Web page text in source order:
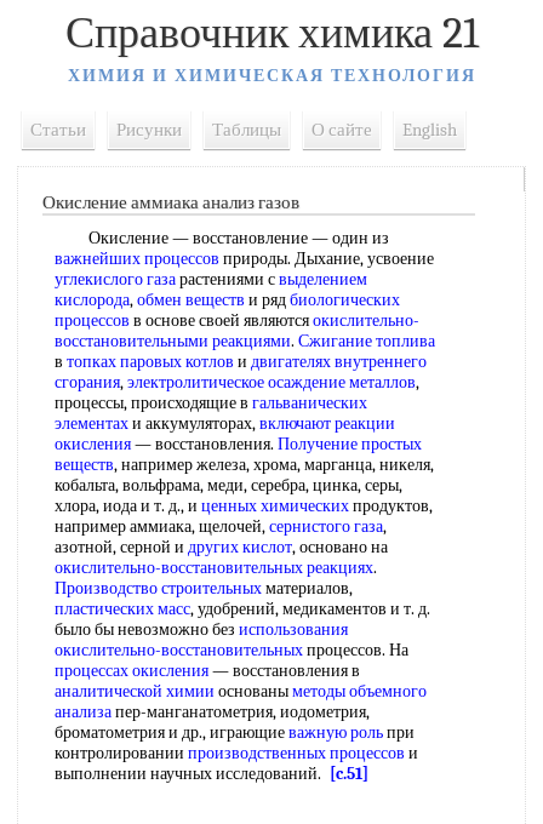
Справочник химика 21
ХИМИЯ И ХИМИЧЕСКАЯ ТЕХНОЛОГИЯ
Статьи Рисунки Таблицы О сайте English
Окисление аммиака анализ газов
Окисление — восстановление — один из
важнейших процессов природы. Дыхание, усвоение
углекислого газарастениями свыделением
кислорода,обмен веществ и рядбиологических
процессов в основе своей являютсяокислительно-
восстановительными реакциями. Сжигание топлива
в топках паровых котлов и двигателях внутреннего
сгорания,электролитическое осаждение металлов,
процессы, происходящие в гальванических
элементахи аккумуляторах,включают реакции
окисления— восстановления. Получение простых
веществ, например железа, хрома, марганца, никеля,
кобальта, вольфрама, меди, серебра, цинка, серы,
хлора, иода и т. д., и ценных химическихпродуктов,
например аммиака, щелочей,сернистого газа,
азотной, серной и других кислот, основано на
окислительно-восстановительных реакциях.
Производство строительныхматериалов,
пластических масс, удобрений, медикаментов и т. д.
было бы невозможно без использования
окислительно-восстановительныхпроцессов. На
процессах окисления— восстановления в
аналитической химии основаныметоды объемного
анализапер-манганатометрия, иодометрия,
броматометрия и др., играющиеважную рольпри
контролировании производственных процессов и
выполнении научных исследований.
[c.51]